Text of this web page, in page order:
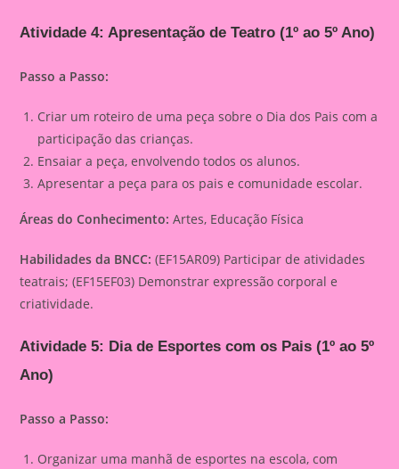
Atividade 4: Apresentação de Teatro (1º ao 5º Ano)
Passo a Passo:
Criar um roteiro de uma peça sobre o Dia dos Pais com a
participação das crianças.
Ensaiar a peça, envolvendo todos os alunos.
Apresentar a peça para os pais e comunidade escolar.
Áreas do Conhecimento: Artes, Educação Física
Habilidades da BNCC: (EF15AR09) Participar de atividades
teatrais; (EF15EF03) Demonstrar expressão corporal e
criatividade.
Atividade 5: Dia de Esportes com os Pais (1º ao 5º
Ano)
Passo a Passo:
Organizar uma manhã de esportes na escola, com